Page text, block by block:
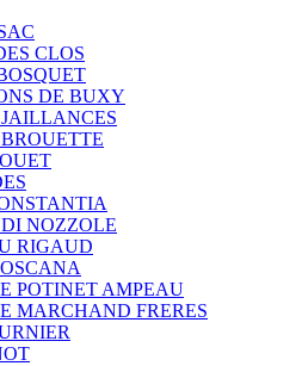
CLOS
DE BUXY
NOZZOLE
RIGAUD
POTINET AMPEAU
MARCHAND FRERES